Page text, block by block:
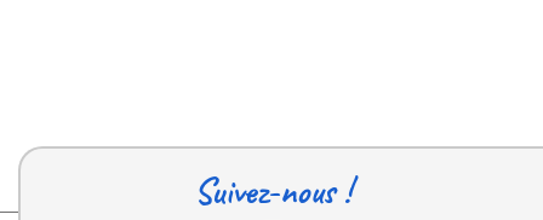
Suivez-nous !